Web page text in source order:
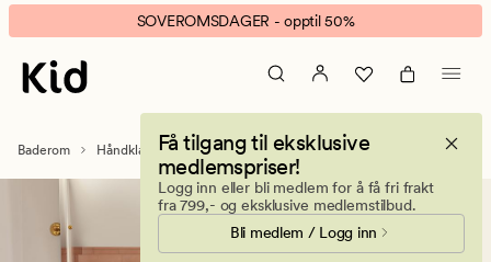
Håndklær
–
Myke
håndklær
barn
banner.
Klikk
ESCAPE
pause.
SOVEROMSDAGER - opptil 50%
Få tilgang til eksklusive
medlemspriser!
Logg inn eller bli medlem for å få fri frakt
fra 799,- og eksklusive medlemstilbud.
Bli medlem / Logg inn
Baderom Håndklær og kluter Badelaken